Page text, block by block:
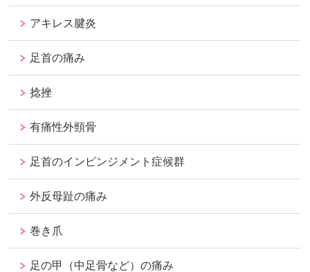
アキレス腱炎
足首の痛み
捻挫
有痛性外頸骨
足首のインピンジメント症候群
外反母趾の痛み
巻き爪
足の甲（中足骨など）の痛み